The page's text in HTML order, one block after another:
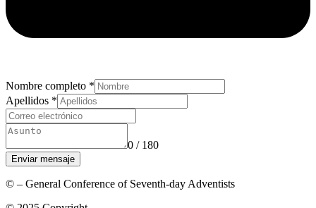
Nombre completo *
Apellidos *
0 / 180
Enviar mensaje
© – General Conference of Seventh-day Adventists